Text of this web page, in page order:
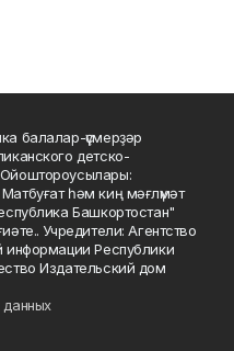
балалар-үҫмерҙәр
детско-
һәм киң мәғлүмәт
Башкортостан"
Учредители: Агентство
информации Республики
Издательский дом